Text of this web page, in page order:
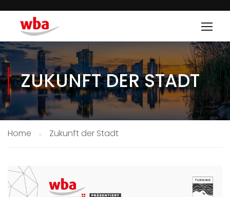
ZUKUNFT DER STADT
Home Zukunft der Stadt